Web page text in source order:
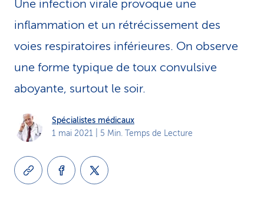
e
s
e
i
e
Une infection virale provoque une
inflammation et un rétrécissement des
voies respiratoires inférieures. On observe
une forme typique de toux convulsive
aboyante, surtout le soir.
Spécialistes médicaux
1 mai 2021 | 5 Min. Temps de Lecture